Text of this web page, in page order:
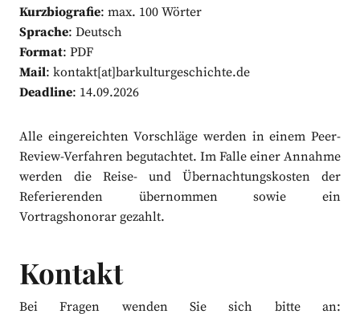
Kurzbiografie: max. 100 Wörter
Sprache: Deutsch
Format: PDF
Mail: kontakt[at]barkulturgeschichte.de
Deadline: 14.09.2026
Alle eingereichten Vorschläge werden in einem Peer-
Review-Verfahren begutachtet. Im Falle einer Annahme
werden die Reise- und Übernachtungskosten der
Referierenden übernommen sowie ein
Vortragshonorar gezahlt.
Kontakt
Bei Fragen wenden Sie sich bitte an: